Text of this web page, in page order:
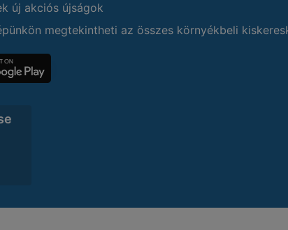
új akciós újságok
megtekintheti az összes környékbeli